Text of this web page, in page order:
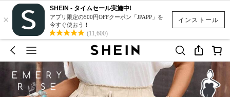
インストール
×
SHEIN - タイムセール実施中!
アプリ限定の500円OFFクーポン「JPAPP」を
今すぐ使おう！
(11,600)